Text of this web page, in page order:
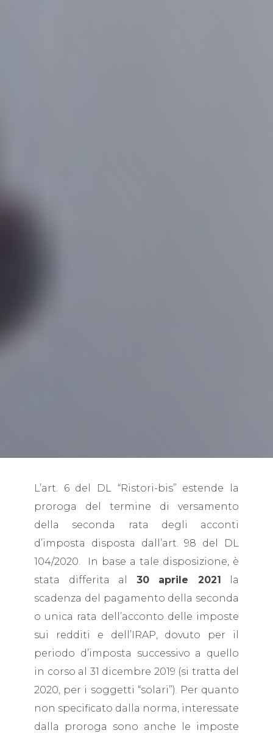
L’art. 6 del DL “Ristori-bis” estende la
proroga del termine di versamento
della seconda rata degli acconti
d’imposta disposta dall’art. 98 del DL
104/2020. In base a tale disposizione, è
stata differita al 30 aprile 2021 la
scadenza del pagamento della seconda
o unica rata dell’acconto delle imposte
sui redditi e dell’IRAP, dovuto per il
periodo d’imposta successivo a quello
in corso al 31 dicembre 2019 (si tratta del
2020, per i soggetti “solari”). Per quanto
non specificato dalla norma, interessate
dalla proroga sono anche le imposte